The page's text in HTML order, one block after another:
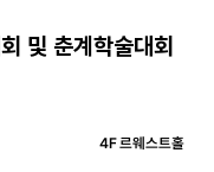
및 춘계학술대회
4F 르웨스트홀